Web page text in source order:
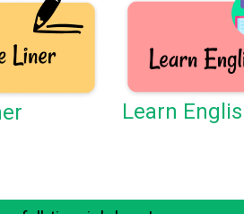
Learn